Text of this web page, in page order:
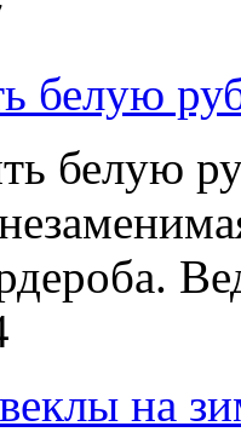
белую
на